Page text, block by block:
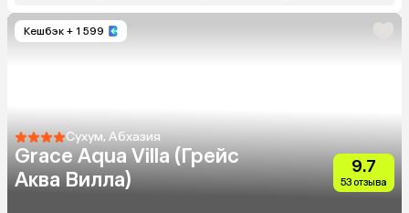
Кешбэк + 1 599
Сухум, Абхазия
Grace Aqua Villa (Грейс
Аква Вилла)
9.7
53 отзыва